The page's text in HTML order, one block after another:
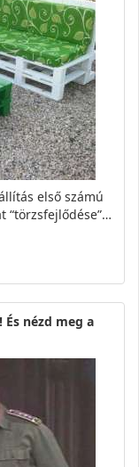
első számú
“törzsfejlődése”…
nézd meg a